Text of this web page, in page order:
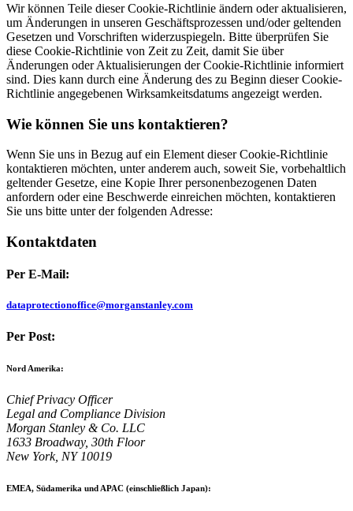
Wir können Teile dieser Cookie-Richtlinie ändern oder aktualisieren,
um Änderungen in unseren Geschäftsprozessen und/oder geltenden
Gesetzen und Vorschriften widerzuspiegeln. Bitte überprüfen Sie
diese Cookie-Richtlinie von Zeit zu Zeit, damit Sie über
Änderungen oder Aktualisierungen der Cookie-Richtlinie informiert
sind. Dies kann durch eine Änderung des zu Beginn dieser Cookie-
Richtlinie angegebenen Wirksamkeitsdatums angezeigt werden.
Wie können Sie uns kontaktieren?
Wenn Sie uns in Bezug auf ein Element dieser Cookie-Richtlinie
kontaktieren möchten, unter anderem auch, soweit Sie, vorbehaltlich
geltender Gesetze, eine Kopie Ihrer personenbezogenen Daten
anfordern oder eine Beschwerde einreichen möchten, kontaktieren
Sie uns bitte unter der folgenden Adresse:
Kontaktdaten
Per E-Mail:
dataprotectionoffice­@morganstanley.com
Per Post:
Nord Amerika:
Chief Privacy Officer
Legal and Compliance Division
Morgan Stanley & Co. LLC
1633 Broadway, 30th Floor
New York, NY 10019
EMEA, Südamerika und APAC (einschließlich Japan):